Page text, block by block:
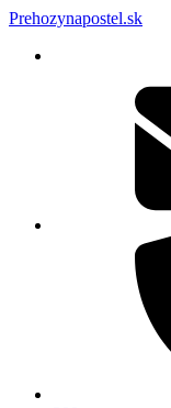
Prehozynapostel.sk